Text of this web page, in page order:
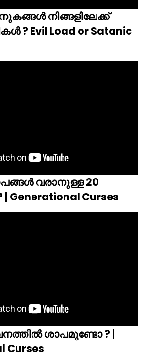
നിങ്ങളിലേക്ക്
? Evil Load or Satanic
വരാനുള്ള 20
Generational Curses
ശാപമുണ്ടോ ? |
Curses